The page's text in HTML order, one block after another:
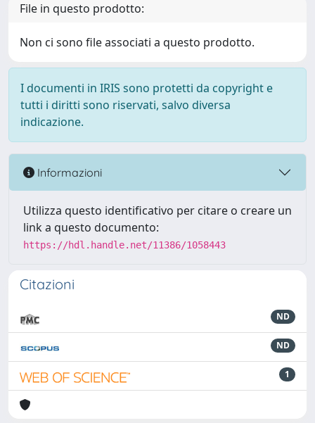
File in questo prodotto:
Non ci sono file associati a questo prodotto.
I documenti in IRIS sono protetti da copyright e
tutti i diritti sono riservati, salvo diversa
indicazione.
Informazioni
Utilizza questo identificativo per citare o creare un
link a questo documento:
https://hdl.handle.net/11386/1058443
Citazioni
ND
ND
1